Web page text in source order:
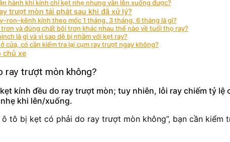
hành khi kính chỉ kẹt nhẹ nhưng vẫn lên xuống được?
trượt mòn tái phát sau khi đã xử lý?
kính theo mốc 1 tháng, 3 tháng, 6 tháng là gì?
và đúng chất bôi trơn khác nhau thế nào về tuổi thọ ray?
là gì và vì sao dễ bị nhầm với kẹt ray?
cửa, có cần kiểm tra lại cụm ray trượt ngay không?
chủ xe
ray trượt mòn không?
kính đều do ray trượt mòn; tuy nhiên, lỗi ray chiếm tỷ
khi lên/xuống.
tô bị kẹt có phải do ray trượt mòn không”, bạn cần